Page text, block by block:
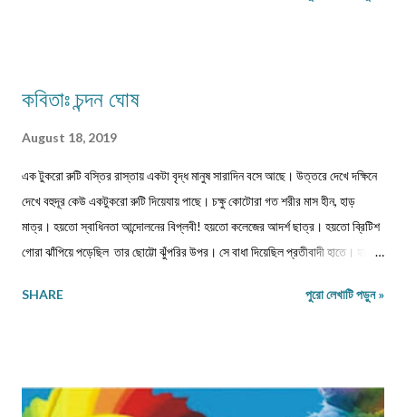
কবিতাঃ চন্দন ঘোষ
August 18, 2019
এক টুকরো রুটি বস্তির রাস্তায় একটা বৃদ্ধ মানুষ সারাদিন বসে আছে। উত্তরে দেখে দক্ষিনে
দেখে বহুদূর কেউ একটুকরো রুটি দিয়েযায় পাছে। চক্ষু কোটোরা গত শরীর মাস হীন, হাড়
মাত্র। হয়তো স্বাধিনতা আন্দোলনের বিপ্লবী! হয়তো কলেজের আদর্শ ছাত্র। হয়তো ব্রিটিশ
গোরা ঝাঁপিয়ে পড়েছিল তার ছোট্টো ঝুঁপরির উপর। সে বাধা দিয়েছিল প্রতীবাদী হাতে। হয়তো
মুখে সরকার কেন করেনা কোনো ব্যাবস্থা?? শরীর বস্ত্রহীন এই রাতে। নিম্নাঙ্গে একটা নোংগরা
ক্ষুদার্থ, দেখেনা এক টুকরো রুটি। নতুন মন্ত্রী, নতুন রাষ্ট্রপতি সবাই আসে সবার হয় আবর্তন।
SHARE পুরো লেখাটি পড়ুন »